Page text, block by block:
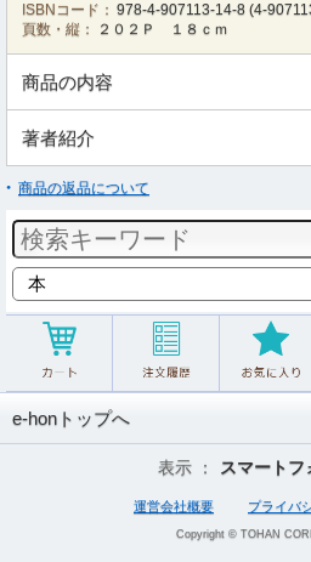
ISBNコード： 978-4-907113-14-8 (4-
頁数・縦：
２０２Ｐ １８ｃｍ
商品の内容
著者紹介
商品の返品について
e-honトップへ
表示 ： スマートフ
運営会社概要 プライバ
Copyright © TOHAN